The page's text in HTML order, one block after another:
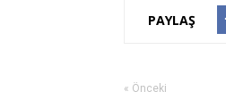
PAYLAŞ
« Önceki